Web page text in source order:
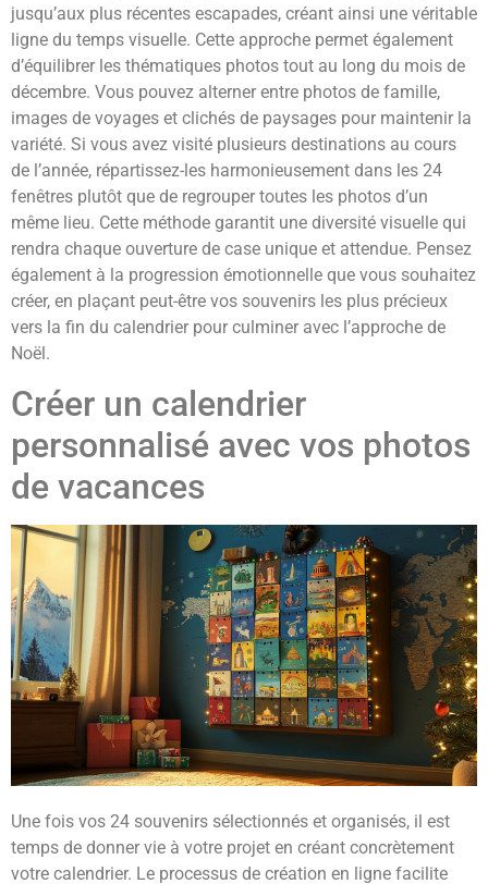
jusqu’aux plus récentes escapades, créant ainsi une véritable
ligne du temps visuelle. Cette approche permet également
d’équilibrer les thématiques photos tout au long du mois de
décembre. Vous pouvez alterner entre photos de famille,
images de voyages et clichés de paysages pour maintenir la
variété. Si vous avez visité plusieurs destinations au cours
de l’année, répartissez-les harmonieusement dans les 24
fenêtres plutôt que de regrouper toutes les photos d’un
même lieu. Cette méthode garantit une diversité visuelle qui
rendra chaque ouverture de case unique et attendue. Pensez
également à la progression émotionnelle que vous souhaitez
créer, en plaçant peut-être vos souvenirs les plus précieux
vers la fin du calendrier pour culminer avec l’approche de
Noël.
Créer un calendrier
personnalisé avec vos photos
de vacances
Une fois vos 24 souvenirs sélectionnés et organisés, il est
temps de donner vie à votre projet en créant concrètement
votre calendrier. Le processus de création en ligne facilite